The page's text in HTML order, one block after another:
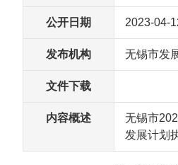
公开日期 2023-04-
发布机构 无锡市发
文件下载
内容概述
无锡市
发展计划